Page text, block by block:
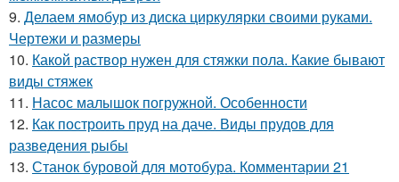
9. Делаем ямобур из диска циркулярки своими руками.
Чертежи и размеры
10. Какой раствор нужен для стяжки пола. Какие бывают
виды стяжек
11. Насос малышок погружной. Особенности
12. Как построить пруд на даче. Виды прудов для
разведения рыбы
13. Станок буровой для мотобура. Комментарии 21